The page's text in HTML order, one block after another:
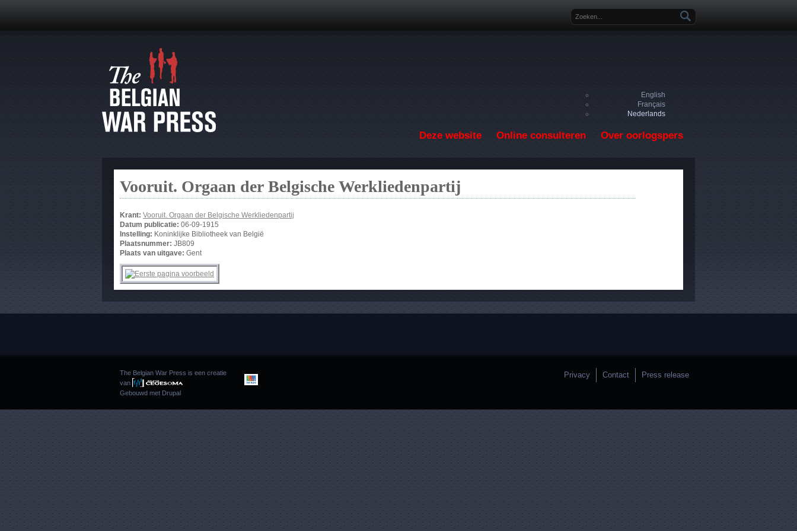
Zoekveld
English
Français
Nederlands
Deze website Online consulteren Over oorlogspers
Vooruit. Orgaan der Belgische Werkliedenpartij
Krant: Vooruit. Orgaan der Belgische Werkliedenpartij
Datum publicatie: 06-09-1915
Instelling: Koninklijke Bibliotheek van België
Plaatsnummer: JB809
Plaats van uitgave: Gent
The Belgian War Press is een creatie
van
Gebouwd met Drupal
Privacy Contact Press release